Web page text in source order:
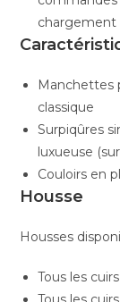
chargement
Manchettes
classique
Surpiqûres
luxueuse
Couloirs en
Housse
Housses
Tous les